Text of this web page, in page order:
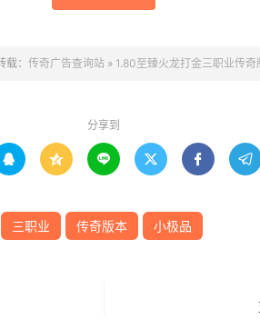
： 传奇广告查询站» 1.80至臻火龙打金三职业传奇
分享到
     
三职业 传奇版本 小极品